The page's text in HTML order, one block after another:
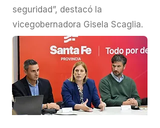
seguridad”, destacó la
vicegobernadora Gisela Scaglia.